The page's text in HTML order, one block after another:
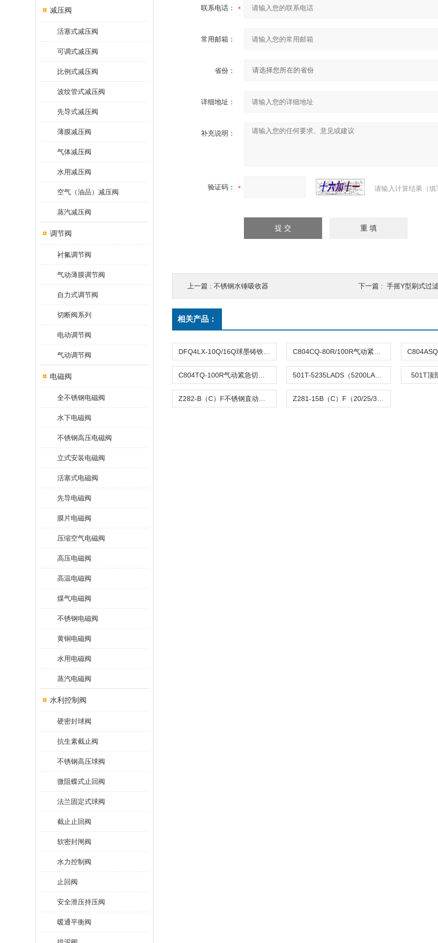
减压阀
活塞式减压阀
可调式减压阀
比例式减压阀
波纹管式减压阀
先导式减压阀
薄膜减压阀
气体减压阀
水用减压阀
空气（油品）减压阀
蒸汽减压阀
调节阀
衬氟调节阀
气动薄膜调节阀
自力式调节阀
切断阀系列
电动调节阀
气动调节阀
电磁阀
全不锈钢电磁阀
水下电磁阀
不锈钢高压电磁阀
立式安装电磁阀
活塞式电磁阀
先导电磁阀
膜片电磁阀
压缩空气电磁阀
高压电磁阀
高温电磁阀
煤气电磁阀
不锈钢电磁阀
黄铜电磁阀
水用电磁阀
蒸汽电磁阀
水利控制阀
硬密封球阀
抗生素截止阀
不锈钢高压球阀
微阻蝶式止回阀
法兰固定式球阀
截止止回阀
软密封闸阀
水力控制阀
止回阀
安全泄压持压阀
暖通平衡阀
联系电话：
常用邮箱：
省份：
详细地址：
补充说明：
验证码： 请输入计算结果（
上一篇 : 不锈钢水锤吸收器 下一篇 : 手摇Y型刷式过
相关产品：
501T顶